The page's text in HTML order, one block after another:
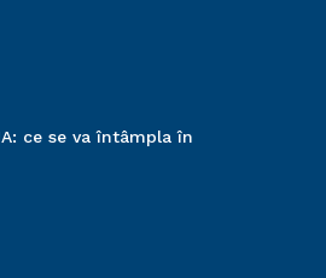
ce se va întâmpla în